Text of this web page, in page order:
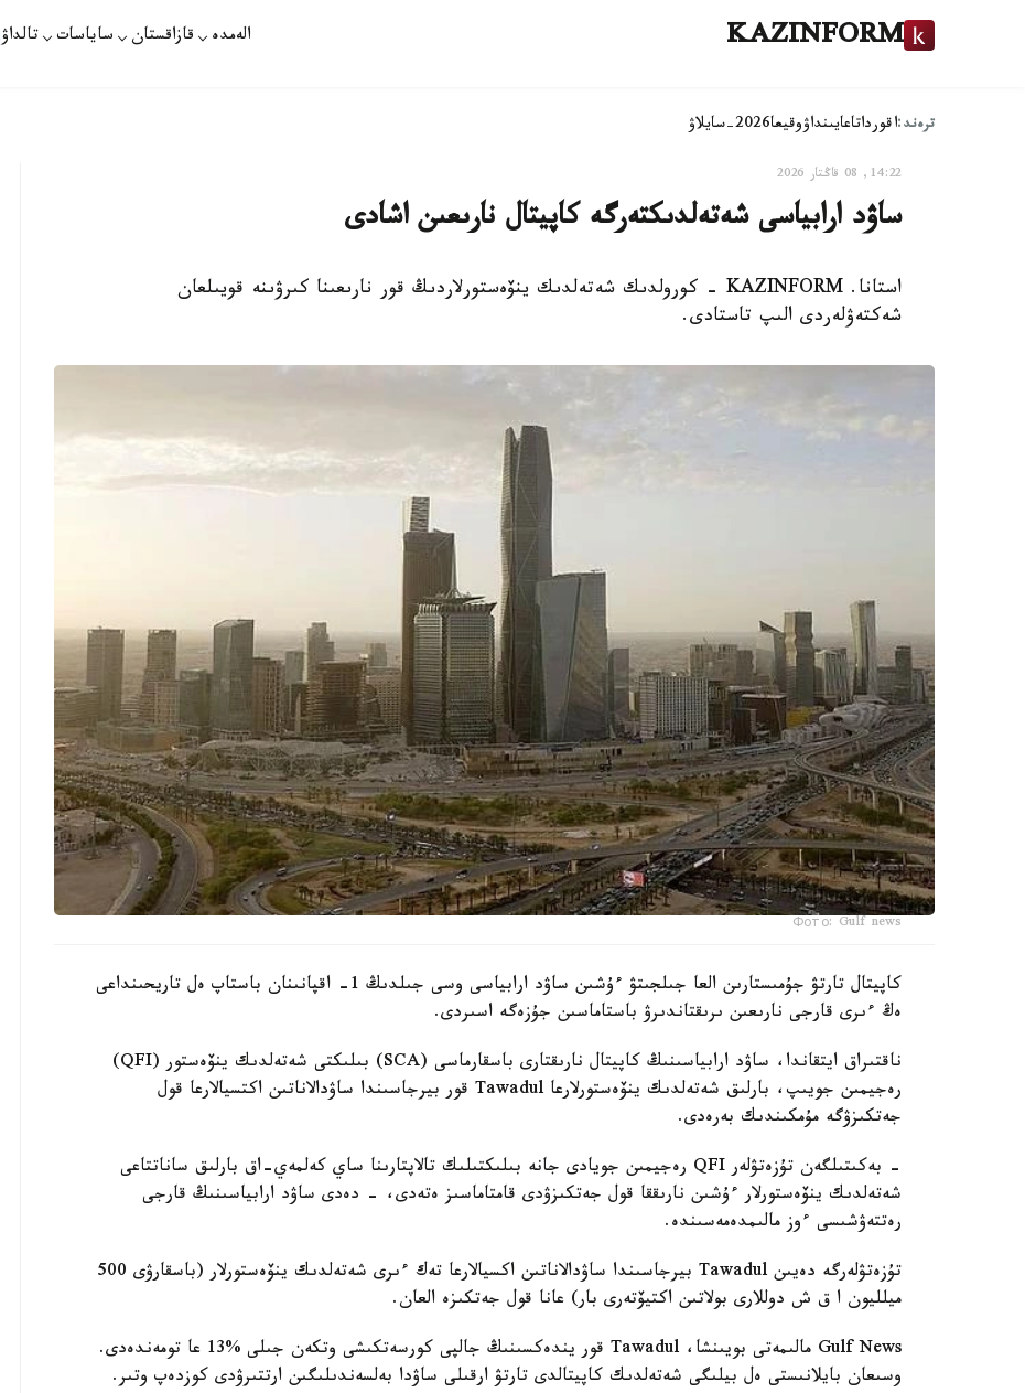
KAZINFORM الەمدە قازاقستان ساياسات تالداۋ
ترەند:اقورداتاعايىنداۋوقيعا2026-سايلاۋ
14:22, 08 قاڭتار 2026
ساۋد ارابياسى شەتەلدىكتەرگە كاپيتال نارىعىن اشادى
استانا. KAZINFORM - كورولدىك شەتەلدىك ينۆەستورلاردىڭ قور نارىعىنا كىرۋىنە قويىلعان
شەكتەۋلەردى الىپ تاستادى.
Фото: Gulf news
كاپيتال تارتۋ جۇمىستارىن العا جىلجىتۋ ءۇشىن ساۋد ارابياسى وسى جىلدىڭ 1- اقپانىنان باستاپ ەل تاريحىنداعى
ەڭ ءىرى قارجى نارىعىن ىرىقتاندىرۋ باستاماسىن جۇزەگە اسىردى.
ناقتىراق ايتقاندا، ساۋد ارابياسىنىڭ كاپيتال نارىقتارى باسقارماسى (SCA) بىلىكتى شەتەلدىك ينۆەستور (QFI)
رەجيمىن جويىپ، بارلىق شەتەلدىك ينۆەستورلارعا Tawadul قور بيرجاسىندا ساۋدالاناتىن اكتسيالارعا قول
جەتكىزۋگە مۇمكىندىك بەرەدى.
- بەكىتىلگەن تۇزەتۋلەر QFI رەجيمىن جويادى جانە بىلىكتىلىك تالاپتارىنا ساي كەلمەي-اق بارلىق ساناتتاعى
شەتەلدىك ينۆەستورلار ءۇشىن نارىققا قول جەتكىزۋدى قامتاماسىز ەتەدى، - دەدى ساۋد ارابياسىنىڭ قارجى
رەتتەۋشىسى ءوز مالىمدەمەسىندە.
تۇزەتۋلەرگە دەيىن Tawadul بيرجاسىندا ساۋدالاناتىن اكسيالارعا تەك ءىرى شەتەلدىك ينۆەستورلار (باسقارۋى 500
ميلليون ا ق ش دوللارى بولاتىن اكتيۆتەرى بار) عانا قول جەتكىزە العان.
Gulf News مالىمەتى بويىنشا، Tawadul قور يندەكسىنىڭ جالپى كورسەتكىشى وتكەن جىلى %13 عا تومەندەدى.
وسىعان بايلانىستى ەل بيلىگى شەتەلدىك كاپيتالدى تارتۋ ارقىلى ساۋدا بەلسەندىلىگىن ارتتىرۋدى كوزدەپ وتىر.